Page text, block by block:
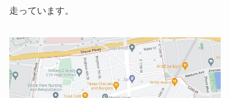
走っています。